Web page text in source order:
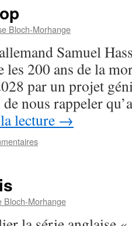
Bloch-Morhange
Samuel
les 200 ans de la
par un projet
nous rappeler
lecture →
Bloch-Morhange